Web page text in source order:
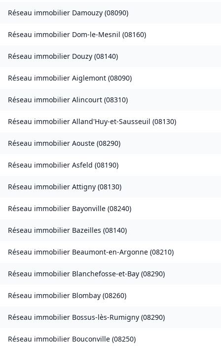
Réseau immobilier Damouzy (08090)
Réseau immobilier Dom-le-Mesnil (08160)
Réseau immobilier Douzy (08140)
Réseau immobilier Aiglemont (08090)
Réseau immobilier Alincourt (08310)
Réseau immobilier Alland'Huy-et-Sausseuil (08130)
Réseau immobilier Aouste (08290)
Réseau immobilier Asfeld (08190)
Réseau immobilier Attigny (08130)
Réseau immobilier Bayonville (08240)
Réseau immobilier Bazeilles (08140)
Réseau immobilier Beaumont-en-Argonne (08210)
Réseau immobilier Blanchefosse-et-Bay (08290)
Réseau immobilier Blombay (08260)
Réseau immobilier Bossus-lès-Rumigny (08290)
Réseau immobilier Bouconville (08250)